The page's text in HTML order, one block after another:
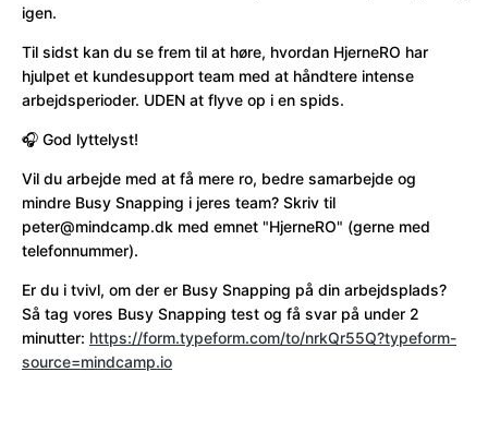
igen.
Til sidst kan du se frem til at høre, hvordan HjerneRO har
hjulpet et kundesupport team med at håndtere intense
arbejdsperioder. UDEN at flyve op i en spids.
🎧 God lyttelyst!
Vil du arbejde med at få mere ro, bedre samarbejde og
mindre Busy Snapping i jeres team? Skriv til
peter@mindcamp.dk med emnet "HjerneRO" (gerne med
telefonnummer).
Er du i tvivl, om der er Busy Snapping på din arbejdsplads?
Så tag vores Busy Snapping test og få svar på under 2
minutter: https://form.typeform.com/to/nrkQr55Q?typeform-
source=mindcamp.io